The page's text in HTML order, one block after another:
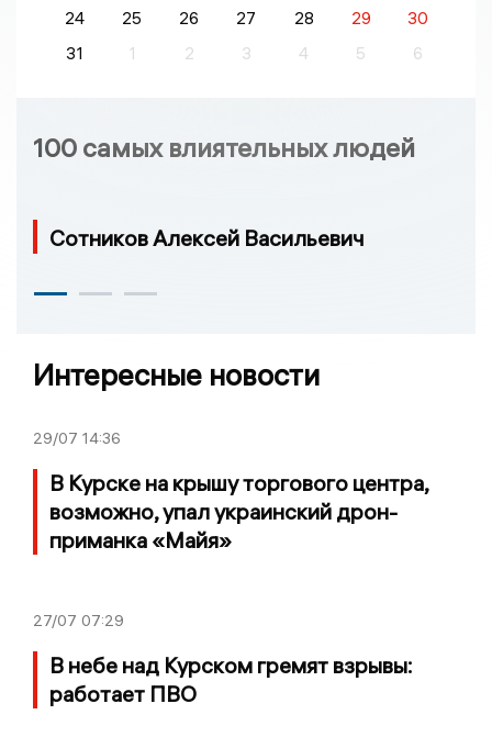
24 25 26 27 28 29
30
31
1 2 3 4 5 6
100 самых влиятельных людей
Сотников Алексей Васильевич
Интересные новости
29/07 14:36
В Курске на крышу торгового центра,
возможно, упал украинский дрон-
приманка «Майя»
27/07 07:29
В небе над Курском гремят взрывы:
работает ПВО